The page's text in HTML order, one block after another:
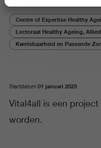
Centre of Expertise Healthy
Lectoraat Healthy Ageing,
Kwetsbaarheid en Passende
Startdatum 01 januari 2023
Vital4all is een
worden.